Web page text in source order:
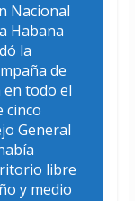
Nacional
Habana
la
de
todo el
cinco
General
libre
y medio